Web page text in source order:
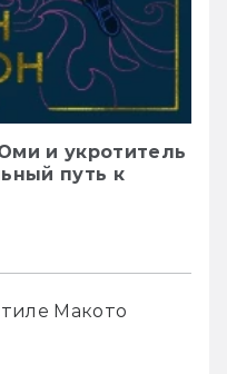
и укротитель
путь к
Макото